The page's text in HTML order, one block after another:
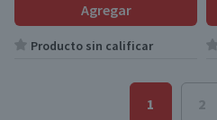
Agregar
Producto sin calificar
1 2